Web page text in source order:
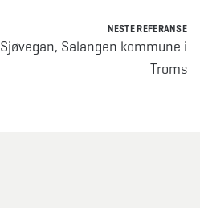
NESTE REFERANSE
Sjøvegan, Salangen kommune i
Troms